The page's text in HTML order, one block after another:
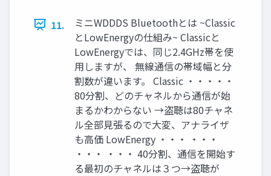
11.
ミニWDDDS Bluetoothとは ~Classic
とLowEnergyの仕組み~ Classicと
LowEnergyでは、同じ2.4GHz帯を使
用しますが、 無線通信の帯域幅と分
割数が違います。 Classic ・・・・・
80分割、どのチャネルから通信が始
まるかわからない →盗聴は80チャネ
ル全部見張るので大変、アナライザ
も高価 LowEnergy ・・・ ・・・
・・・ ・・・ 40分割、通信を開始す
る最初のチャネルは３つ→盗聴が